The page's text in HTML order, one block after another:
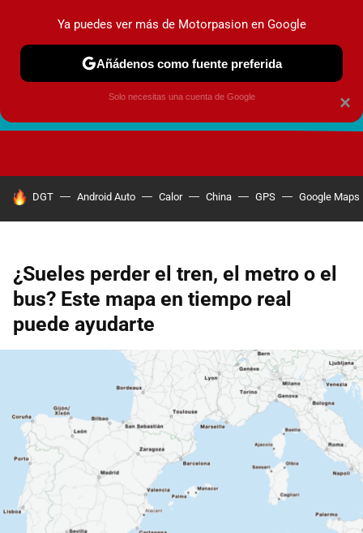
HOY SE HABLA DE
DGT Android Auto Calor China GPS Google Maps
¿Sueles perder el tren, el metro o el
bus? Este mapa en tiempo real
puede ayudarte
×
Ya puedes ver más de Motorpasion en Google
Añádenos como fuente preferida
Solo necesitas una cuenta de Google